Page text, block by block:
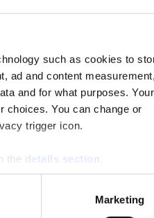
such as cookies to
ad and content measurement,
and for what purposes. Your
choices. You can change or
trigger icon.
the details section
who may combine it
Marketing
till